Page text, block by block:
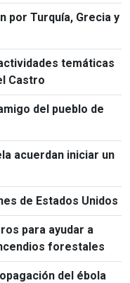
por Turquía, Grecia y
temáticas
Castro
del pueblo de
acuerdan iniciar un
de Estados Unidos
para ayudar a
forestales
del ébola